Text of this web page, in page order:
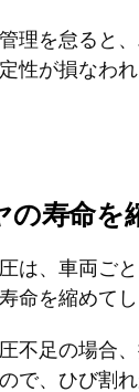
理を怠ると
性が損なわ
の寿命を
は、車両ご
命を縮めてし
不足の場合
で、ひび割